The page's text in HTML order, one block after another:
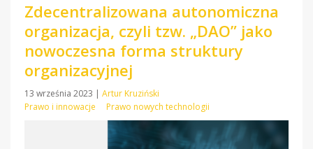
Zdecentralizowana autonomiczna
organizacja, czyli tzw. „DAO” jako
nowoczesna forma struktury
organizacyjnej
13 września 2023
Artur Kruziński
Prawo i innowacje
Prawo nowych technologii